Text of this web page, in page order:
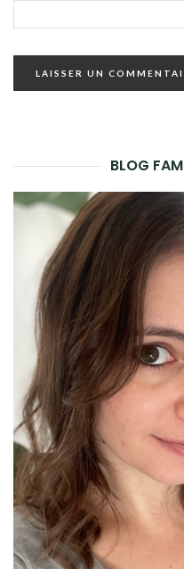
BLOG